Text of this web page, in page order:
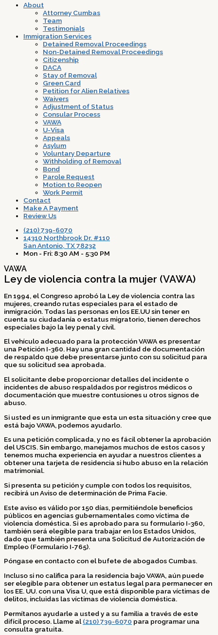
About
Attorney Cumbas
Team
Testimonials
Immigration Services
Detained Removal Proceedings
Non-Detained Removal Proceedings
Citizenship
DACA
Stay of Removal
Green Card
Petition for Alien Relatives
Waivers
Adjustment of Status
Consular Process
VAWA
U-Visa
Appeals
Asylum
Voluntary Departure
Withholding of Removal
Bond
Parole Request
Motion to Reopen
Work Permit
Contact
Make A Payment
Review Us
(210) 739-6070
14310 Northbrook Dr. #110
San Antonio, TX 78232
Mon - Fri: 8:30 AM - 5:30 PM
VAWA
Ley de violencia contra la mujer (VAWA)
En 1994, el Congreso aprobó la Ley de violencia contra las
mujeres, creando rutas especiales para el estado de
inmigración. Todas las personas en los EE.UU sin tener en
cuenta su ciudadanía o estatus migratorio, tienen derechos
especiales bajo la ley penal y civil.
El vehículo adecuado para la protección VAWA es presentar
una Petición I-360. Hay una gran cantidad de documentación
de respaldo que debe presentarse junto con su solicitud para
que su solicitud sea aprobada.
El solicitante debe proporcionar detalles del incidente o
incidentes de abuso respaldados por registros médicos o
documentación que muestre contusiones u otros signos de
abuso.
Si usted es un inmigrante que esta un esta situación y cree que
está bajo VAWA, podemos ayudarlo.
Es una petición complicada, y no es fácil obtener la aprobación
del USCIS. Sin embargo, manejamos muchos de estos casos y
tenemos mucha experiencia en ayudar a nuestros clientes a
obtener una tarjeta de residencia si hubo abuso en la relación
matrimonial.
Si presenta su petición y cumple con todos los requisitos,
recibirá un Aviso de determinación de Prima Facie.
Este aviso es válido por 150 días, permitiéndole beneficios
públicos en agencias gubernamentales como víctima de
violencia doméstica. Si es aprobado para su formulario I-360,
también será elegible para trabajar en los Estados Unidos,
dado que también presenta una Solicitud de Autorización de
Empleo (Formulario I-765).
Póngase en contacto con el bufete de abogados Cumbas.
Incluso si no califica para la residencia bajo VAWA, aún puede
ser elegible para obtener un estatus legal para permanecer en
los EE. UU. con una Visa U, que está disponible para víctimas de
delitos, incluidas las víctimas de violencia doméstica.
Permítanos ayudarle a usted y a su familia a través de este
difícil proceso. Llame al (210) 739-6070 para programar una
consulta gratuita.